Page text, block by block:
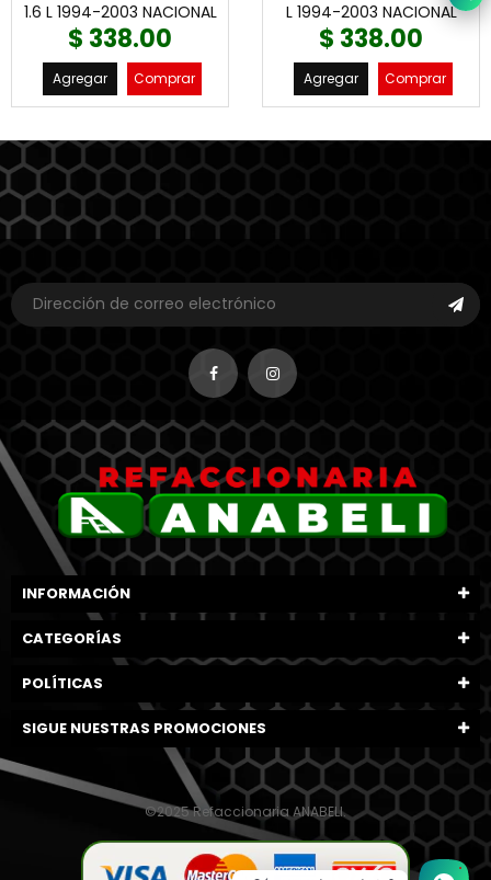
1.6 L 1994-2003 NACIONAL
$ 338.00
Agregar Comprar
L 1994-2003 NACIONAL
$ 338.00
Agregar Comprar
INFORMACIÓN
CATEGORÍAS
POLÍTICAS
SIGUE NUESTRAS PROMOCIONES
©2025 Refaccionaria ANABELI.
1